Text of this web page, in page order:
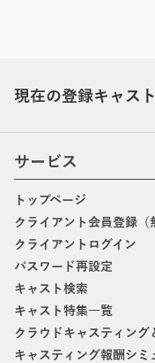
現在の登録キャス
サービス
トップページ
クライアント会員登録（
クライアントログイン
パスワード再設定
キャスト検索
キャスト特集一覧
クラウドキャスティング
キャスティング報酬シミ